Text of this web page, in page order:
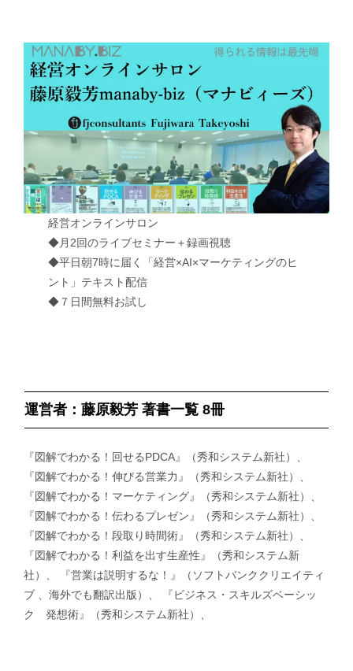
経営オンラインサロン
◆月2回のライブセミナー＋録画視聴
◆平日朝7時に届く「経営×AI×マーケティングのヒ
ント」テキスト配信
◆７日間無料お試し
運営者：藤原毅芳 著書一覧 8冊
『図解でわかる！回せるPDCA』（秀和システム新社）、
『図解でわかる！伸びる営業力』（秀和システム新社）、
『図解でわかる！マーケティング』（秀和システム新社）、
『図解でわかる！伝わるプレゼン』（秀和システム新社）、
『図解でわかる！段取り時間術』（秀和システム新社）、
『図解でわかる！利益を出す生産性』（秀和システム新
社）、 『営業は説明するな！』（ソフトバンククリエイティ
ブ 、海外でも翻訳出版）、 『ビジネス・スキルズベーシッ
ク 発想術』（秀和システム新社）、